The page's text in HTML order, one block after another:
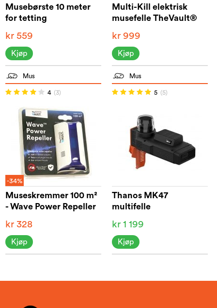
Musebørste 10 meter
for tetting
kr 559
Kjøp
Multi-Kill elektrisk
musefelle TheVault®
kr 999
Kjøp
Mus
4 (3)
-34%
Museskremmer 100 m²
- Wave Power Repeller
kr 328
Kjøp
Mus
5 (5)
Thanos MK47
multifelle
kr 1 199
Kjøp